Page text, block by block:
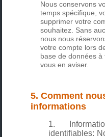
Nous conservons
temps spécifique,
supprimer votre
souhaitez. Sans
nous nous
votre compte lors
base de données
vous en aviser.
5. Comment
informations
identifiables: